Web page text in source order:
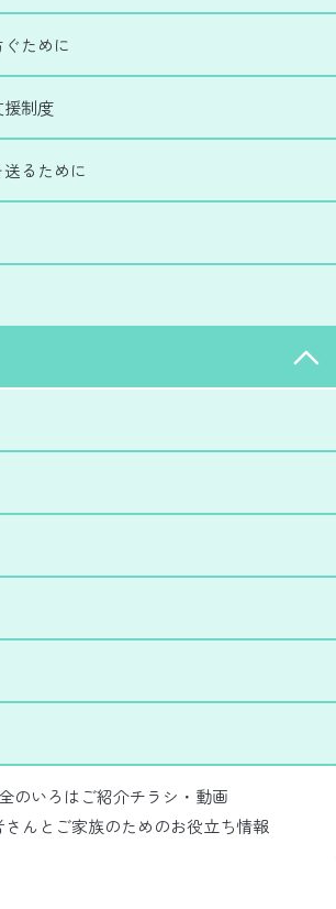
ために
制度
るために
のいろはご紹介チラシ・動画
んとご家族のためのお役立ち情報